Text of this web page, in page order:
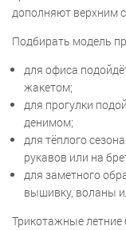
дополняют верхним
Подбирать модель
для офиса
жакетом;
для прогулки
денимом;
для тёплого
рукавов или на
для заметного
вышивку, воланы
Трикотажные летние